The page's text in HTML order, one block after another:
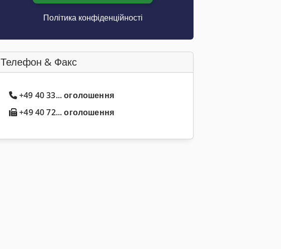
Політика конфіденційності
Телефон & Факс
+49 40 33... оголошення
+49 40 72... оголошення